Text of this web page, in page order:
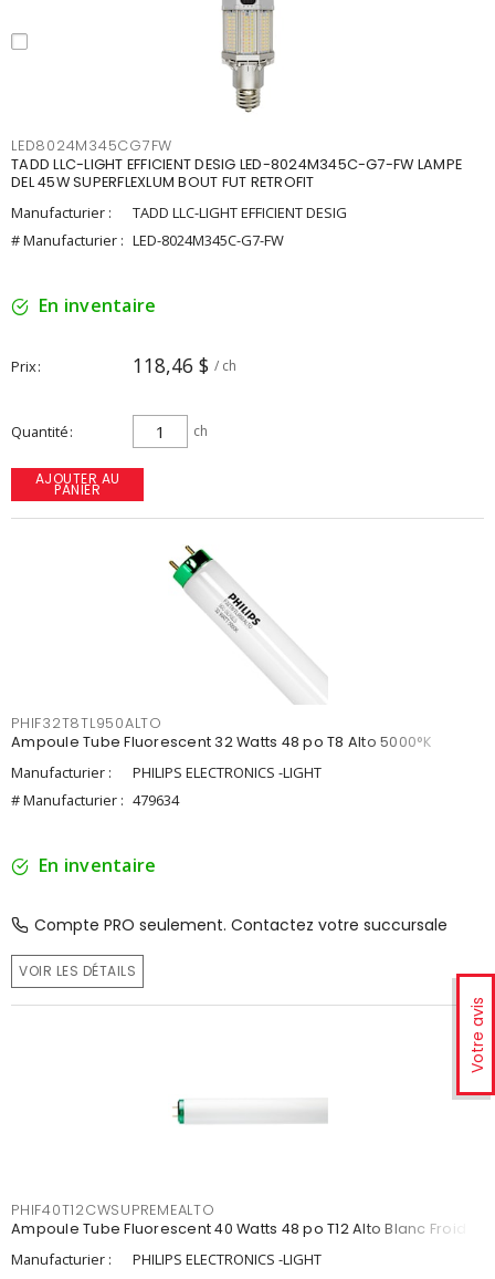
Votre avis
LED8024M345CG7FW
TADD LLC-LIGHT EFFICIENT DESIG LED-8024M345C-G7-FW LAMPE
DEL 45W SUPERFLEXLUM BOUT FUT RETROFIT
Manufacturier :
TADD LLC-LIGHT EFFICIENT DESIG
# Manufacturier : LED-8024M345C-G7-FW
En inventaire
Prix 118,46 $ / ch
Quantité ch
AJOUTER AU
PANIER
PHIF32T8TL950ALTO
Ampoule Tube Fluorescent 32 Watts 48 po T8 Alto 5000°K
Manufacturier :
PHILIPS ELECTRONICS -LIGHT
# Manufacturier : 479634
En inventaire
Compte PRO seulement. Contactez votre succursale
VOIR LES DÉTAILS
PHIF40T12CWSUPREMEALTO
Ampoule Tube Fluorescent 40 Watts 48 po T12 Alto Blanc Froid
Manufacturier :
PHILIPS ELECTRONICS -LIGHT